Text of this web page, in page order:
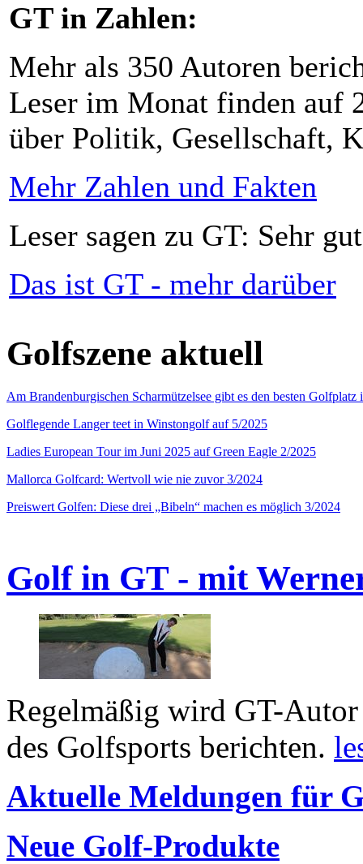
GT in Zahlen:
Mehr als 350 Autoren
Leser im Monat finden auf
über Politik, Gesellschaft,
Mehr Zahlen und Fakten
Leser sagen zu GT: Sehr
Das ist GT - mehr darüber
Golfszene aktuell
Am Brandenburgischen Scharmützelsee gibt es den besten
Golflegende Langer teet in Winstongolf auf 5/2025
Ladies European Tour im Juni 2025 auf Green Eagle 2/2025
Mallorca Golfcard: Wertvoll wie nie zuvor 3/2024
Preiswert Golfen: Diese drei „Bibeln“ machen es möglich 3/2024
Golf in GT - mit
Regelmäßig wird GT-
des Golfsports berichten.
Aktuelle Meldungen für
Neue Golf-Produkte